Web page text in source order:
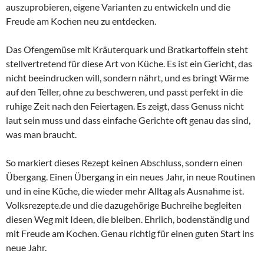
auszuprobieren, eigene Varianten zu entwickeln und die
Freude am Kochen neu zu entdecken.
Das Ofengemüse mit Kräuterquark und Bratkartoffeln steht
stellvertretend für diese Art von Küche. Es ist ein Gericht, das
nicht beeindrucken will, sondern nährt, und es bringt Wärme
auf den Teller, ohne zu beschweren, und passt perfekt in die
ruhige Zeit nach den Feiertagen. Es zeigt, dass Genuss nicht
laut sein muss und dass einfache Gerichte oft genau das sind,
was man braucht.
So markiert dieses Rezept keinen Abschluss, sondern einen
Übergang. Einen Übergang in ein neues Jahr, in neue Routinen
und in eine Küche, die wieder mehr Alltag als Ausnahme ist.
Volksrezepte.de und die dazugehörige Buchreihe begleiten
diesen Weg mit Ideen, die bleiben. Ehrlich, bodenständig und
mit Freude am Kochen. Genau richtig für einen guten Start ins
neue Jahr.